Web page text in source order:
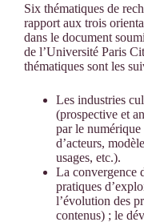
Six thématiques de
rapport aux trois
dans le document
de l’Université Paris
thématiques sont les
Les industries
(prospective et
par le numérique
d’acteurs,
usages, etc.).
La convergence
pratiques
l’évolution des
contenus) ; le